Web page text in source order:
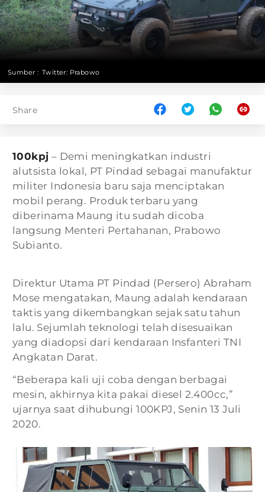
Sumber : Twitter: Prabowo
Share
100kpj – Demi meningkatkan industri
alutsista lokal, PT Pindad sebagai manufaktur
militer Indonesia baru saja menciptakan
mobil perang. Produk terbaru yang
diberinama Maung itu sudah dicoba
langsung Menteri Pertahanan, Prabowo
Subianto.
Direktur Utama PT Pindad (Persero) Abraham
Mose mengatakan, Maung adalah kendaraan
taktis yang dikembangkan sejak satu tahun
lalu. Sejumlah teknologi telah disesuaikan
yang diadopsi dari kendaraan Insfanteri TNI
Angkatan Darat.
“Beberapa kali uji coba dengan berbagai
mesin, akhirnya kita pakai diesel 2.400cc,”
ujarnya saat dihubungi 100KPJ, Senin 13 Juli
2020.